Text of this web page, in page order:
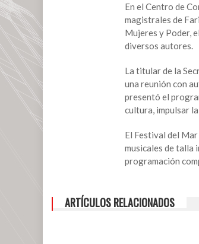
En el Centro de
magistrales de
Mujeres y Poder,
diversos autores.
La titular de la
una reunión con
presentó el
cultura, impulsar
El Festival del
musicales de talla
programación
ARTÍCULOS RELACIONADOS